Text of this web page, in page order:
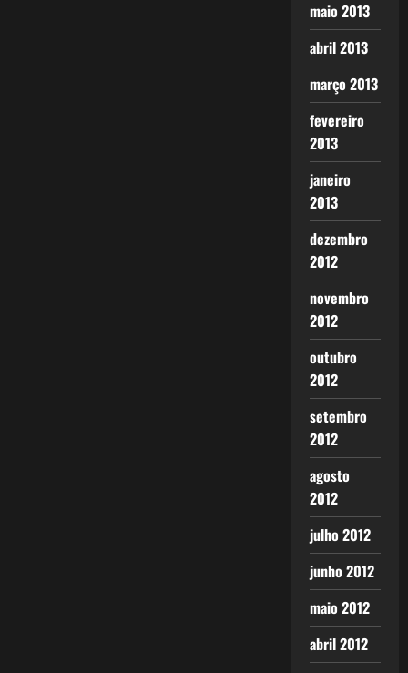
maio 2013
abril 2013
março 2013
fevereiro
2013
janeiro
2013
dezembro
2012
novembro
2012
outubro
2012
setembro
2012
agosto
2012
julho 2012
junho 2012
maio 2012
abril 2012